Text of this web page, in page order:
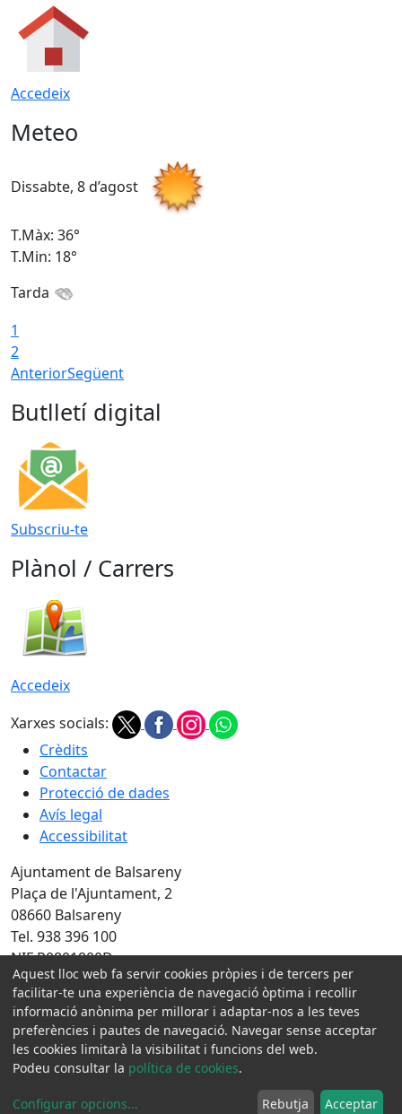
Accedeix
Meteo
Dissabte, 8 d’agost
T.Màx: 36°
T.Min: 18°
Tarda
1
2
AnteriorSegüent
Butlletí digital
Subscriu-te
Plànol / Carrers
Accedeix
Xarxes socials:
Crèdits
Contactar
Protecció de dades
Avís legal
Accessibilitat
Ajuntament de Balsareny
Plaça de l'Ajuntament, 2
08660 Balsareny
Tel. 938 396 100
NIF P0801800D
Amb la col·laboració de:
Aquest lloc web fa servir cookies pròpies i de tercers per
facilitar-te una experiència de navegació òptima i recollir
informació anònima per millorar i adaptar-nos a les teves
preferències i pautes de navegació. Navegar sense acceptar
les cookies limitarà la visibilitat i funcions del web.
Podeu consultar la política de cookies.
Configurar opcions... Rebutja Acceptar